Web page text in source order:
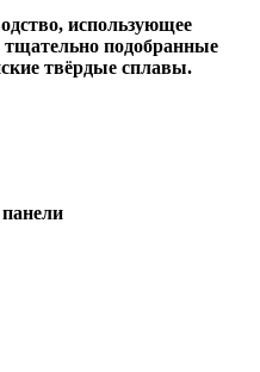
использующее
тщательно подобранные
твёрдые сплавы.